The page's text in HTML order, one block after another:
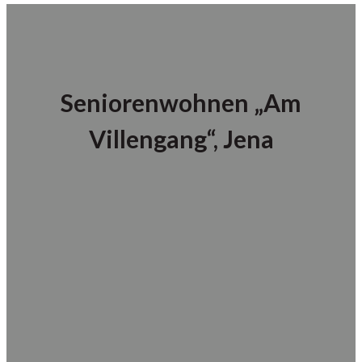
Seniorenwohnen „Am
Villengang“, Jena